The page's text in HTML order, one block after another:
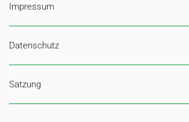
Impressum
Datenschutz
Satzung